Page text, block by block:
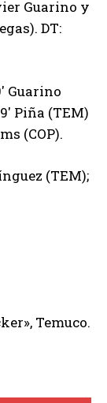
Guarino y
DT:
Guarino
Piña (TEM)
(COP).
(TEM);
Temuco.